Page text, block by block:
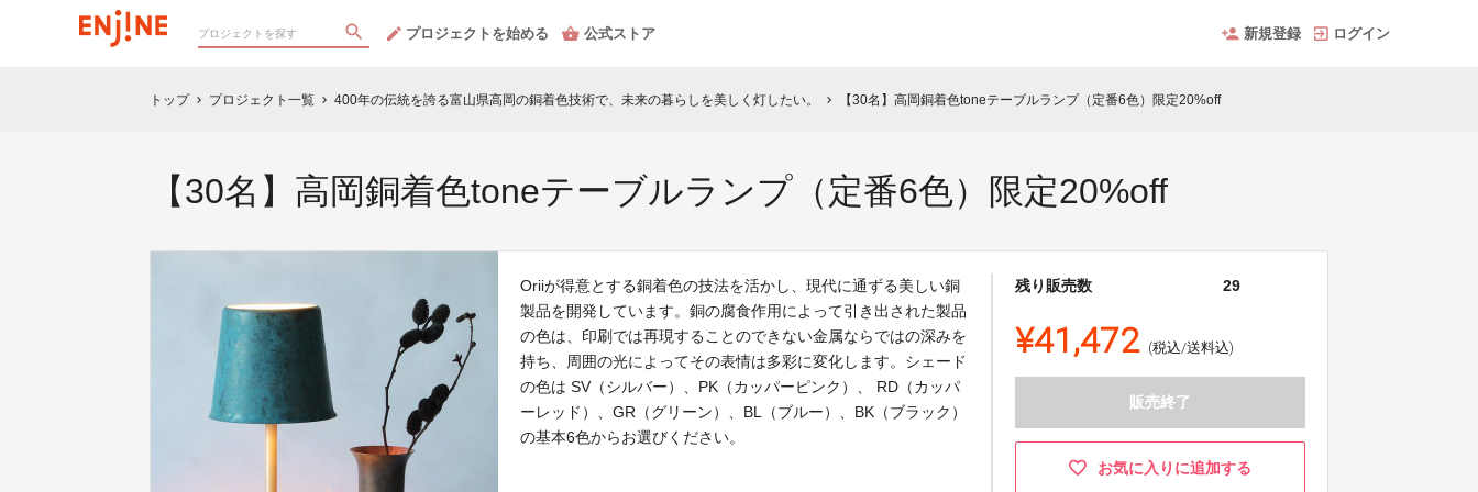
プロジェクトを始める 公式ストア 新規登録 ログイン
トップ chevron_right プロジェクト一覧 chevron_right 400年の伝統を誇る富山県高岡の銅着色技術で、未来の暮らしを美しく灯したい。 chevron_right 【30名】高岡銅着色toneテーブルランプ（定番6色）限定20%off
【30名】高岡銅着色toneテーブルランプ（定番6色）限定20%off
Oriiが得意とする銅着色の技法を活かし、現代に通ずる美しい銅
製品を開発しています。銅の腐食作用によって引き出された製品
の色は、印刷では再現することのできない金属ならではの深みを
持ち、周囲の光によってその表情は多彩に変化します。シェード
の色は SV（シルバー）、PK（カッパーピンク）、 RD（カッパ
ーレッド）、GR（グリーン）、BL（ブルー）、BK（ブラック）
の基本6色からお選びください。
残り販売数 29
¥41,472 (税込/送料込)
販売終了
お気に入りに追加する